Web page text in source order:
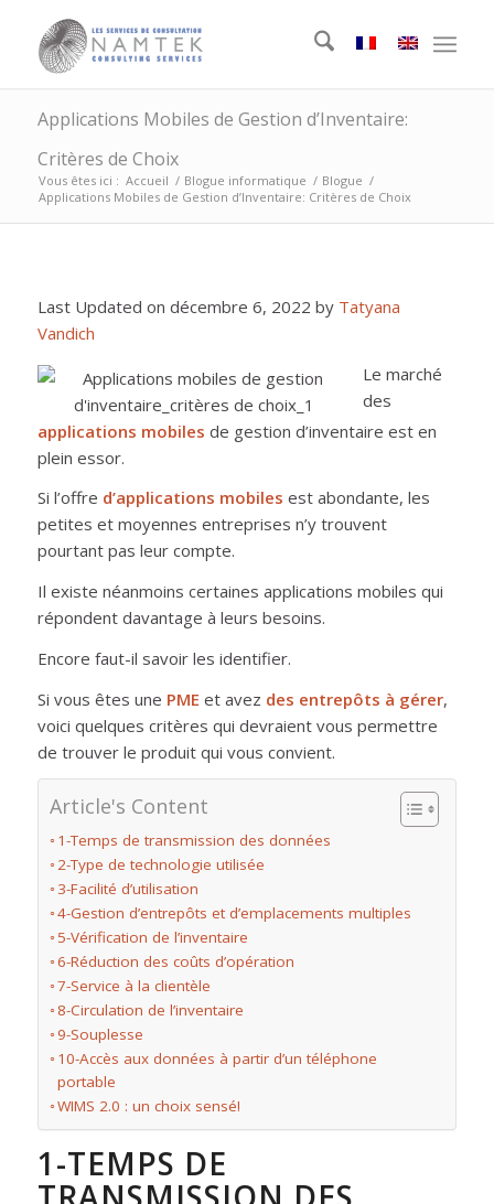
Applications Mobiles de Gestion d’Inventaire:
Critères de Choix
Vous êtes ici : Accueil / Blogue informatique / Blogue /
Applications Mobiles de Gestion d’Inventaire: Critères de Choix
Last Updated on décembre 6, 2022 by Tatyana
Vandich
Le marché
des
applications mobiles de gestion d’inventaire est en
plein essor.
Si l’offre d’applications mobiles est abondante, les
petites et moyennes entreprises n’y trouvent
pourtant pas leur compte.
Il existe néanmoins certaines applications mobiles qui
répondent davantage à leurs besoins.
Encore faut-il savoir les identifier.
Si vous êtes une PME et avez des entrepôts à gérer,
voici quelques critères qui devraient vous permettre
de trouver le produit qui vous convient.
Article's Content
1-Temps de transmission des données
2-Type de technologie utilisée
3-Facilité d’utilisation
4-Gestion d’entrepôts et d’emplacements multiples
5-Vérification de l’inventaire
6-Réduction des coûts d’opération
7-Service à la clientèle
8-Circulation de l’inventaire
9-Souplesse
10-Accès aux données à partir d’un téléphone
portable
WIMS 2.0 : un choix sensé!
1-TEMPS DE